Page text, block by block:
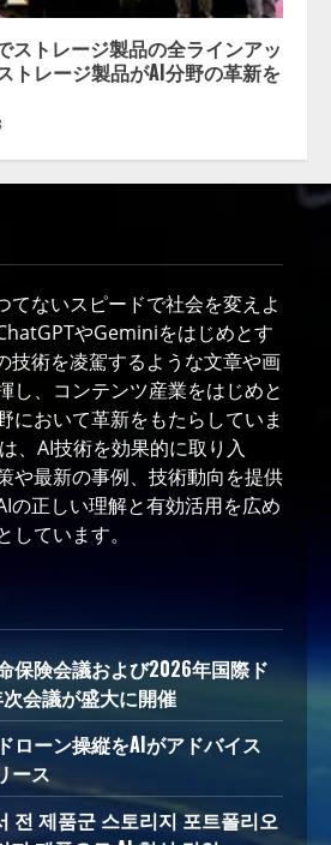
ストレージ製品の全ラインアッ
トレージ製品がAI分野の革新を
てないスピードで社会を変えよ
やGeminiをはじめとす
技術を凌駕するような文章や画
し、コンテンツ産業をはじめと
において革新をもたらしていま
、AI技術を効果的に取り入
や最新の事例、技術動向を提供
の正しい理解と有効活用を広め
ています。
保険会議および2026年国際ド
会議が盛大に開催
ローン操縦をAIがアドバイス
ース
전 제품군 스토리지 포트폴리오